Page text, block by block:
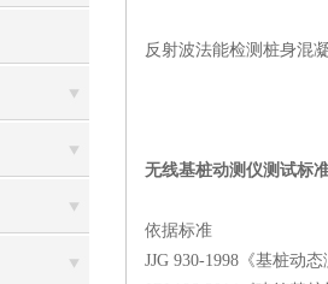
反射波法能检测桩身混
无线基桩动测仪测试标
依据标准
JJG 930-1998《基桩动